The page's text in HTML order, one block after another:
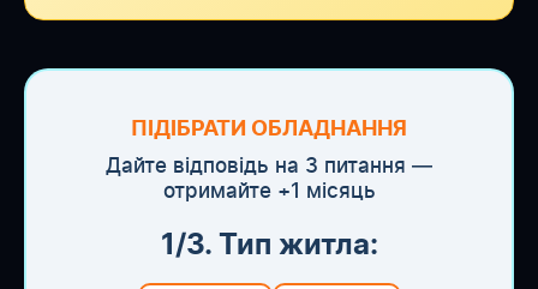
ПІДІБРАТИ ОБЛАДНАННЯ
Дайте відповідь на 3 питання —
отримайте +1 місяць
1/3. Тип житла: